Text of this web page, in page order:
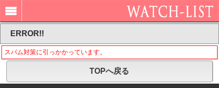
ERROR!!
スパム対策に引っかかっています。
TOPへ戻る